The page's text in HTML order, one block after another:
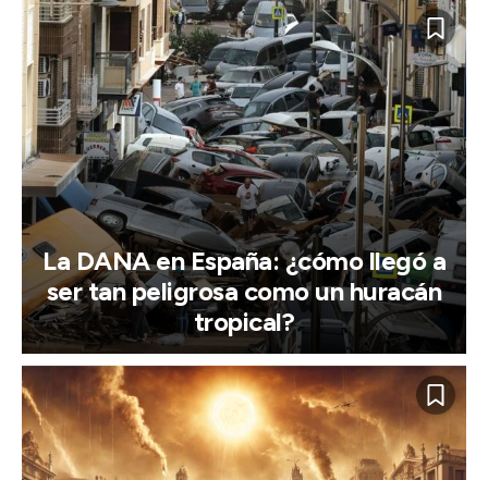
La DANA en España: ¿cómo llegó a
ser tan peligrosa como un huracán
tropical?